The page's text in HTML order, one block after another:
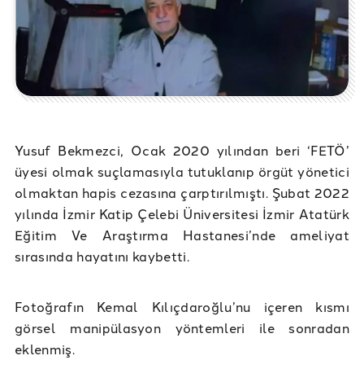
Yusuf Bekmezci, Ocak 2020 yılından beri ‘FETÖ’
üyesi olmak suçlamasıyla tutuklanıp örgüt yönetici
olmaktan hapis cezasına çarptırılmıştı. Şubat 2022
yılında İzmir Katip Çelebi Üniversitesi İzmir Atatürk
Eğitim Ve Araştırma Hastanesi’nde ameliyat
sırasında hayatını kaybetti.
Fotoğrafın Kemal Kılıçdaroğlu’nu içeren kısmı
görsel manipülasyon yöntemleri ile sonradan
eklenmiş.